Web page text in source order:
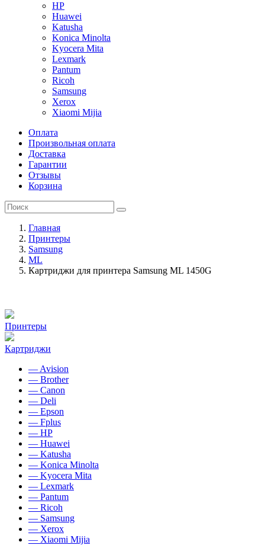
HP
Huawei
Katusha
Konica Minolta
Kyocera Mita
Lexmark
Pantum
Ricoh
Samsung
Xerox
Xiaomi Mijia
Оплата
Произвольная оплата
Доставка
Гарантии
Отзывы
Корзина
Главная
Принтеры
Samsung
ML
Картриджи для принтера Samsung ML 1450G
Принтеры
Картриджи
— Avision
— Brother
— Canon
— Deli
— Epson
— Fplus
— HP
— Huawei
— Katusha
— Konica Minolta
— Kyocera Mita
— Lexmark
— Pantum
— Ricoh
— Samsung
— Xerox
— Xiaomi Mijia